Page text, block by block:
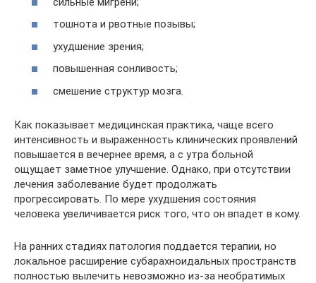
тошнота и рвотные позывы;
ухудшение зрения;
повышенная сонливость;
смешение структур мозга.
Как показывает медицинская практика, чаще всего
интенсивность и выраженность клинических проявлений
повышается в вечернее время, а с утра больной
ощущает заметное улучшение. Однако, при отсутствии
лечения заболевание будет продолжать
прогрессировать. По мере ухудшения состояния
человека увеличивается риск того, что он впадет в кому.
На ранних стадиях патология поддается терапии, но
локальное расширение субарахноидальных пространств
полностью вылечить невозможно из-за необратимых